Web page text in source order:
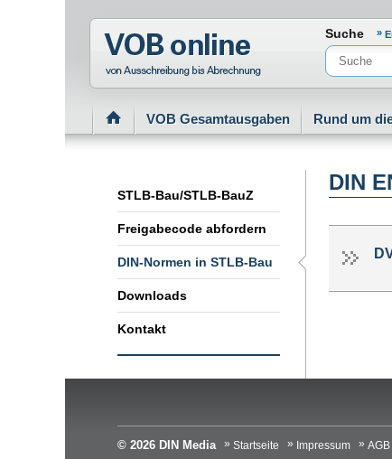
Normenportal Suche
VOB Gesamtausgaben Rund um
STLB-Bau/STLB-BauZ
Freigabecode abfordern
DIN-Normen in STLB-Bau
Downloads
Kontakt
DIN
© 2026 DIN Media Startseite Impressum